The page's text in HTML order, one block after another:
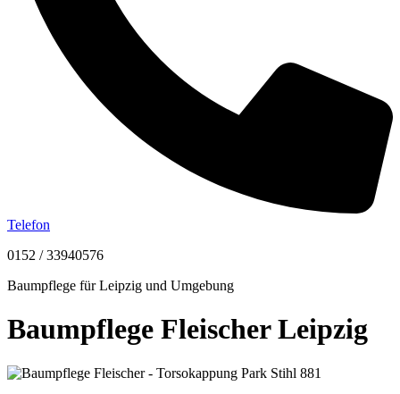
Telefon
0152 / 33940576
Baumpflege für Leipzig und Umgebung
Baumpflege Fleischer Leipzig